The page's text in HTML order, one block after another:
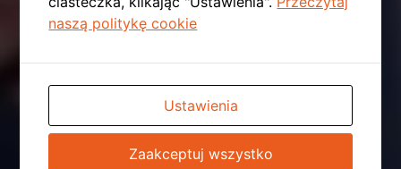
naszą politykę cookie
Ustawienia
Zaakceptuj wszystko